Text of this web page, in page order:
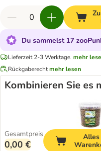
Du sammelst 17
Lieferzeit 2-3 Werktage. mehr
Rückgaberechtmehr lesen
Kombinieren Sie es
Gesamtpreis
0,00 €
Alles